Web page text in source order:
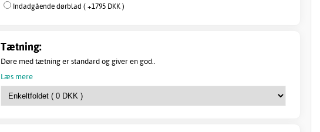
Indadgående dørblad ( +1795 DKK )
Tætning:
Døre med tætning er standard og giver en god..
Læs mere